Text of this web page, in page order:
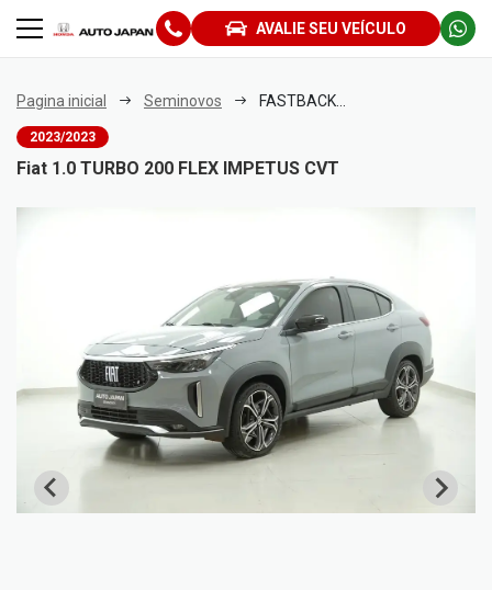
AVALIE SEU VEÍCULO
Pagina inicial Seminovos
2023/2023
Fiat 1.0 TURBO 200 FLEX IMPETUS CVT